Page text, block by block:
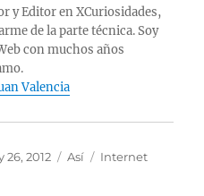
y Editor en XCuriosidades,
de la parte técnica. Soy
con muchos años
Valencia
26, 2012 Categories
Así Tags
Internet